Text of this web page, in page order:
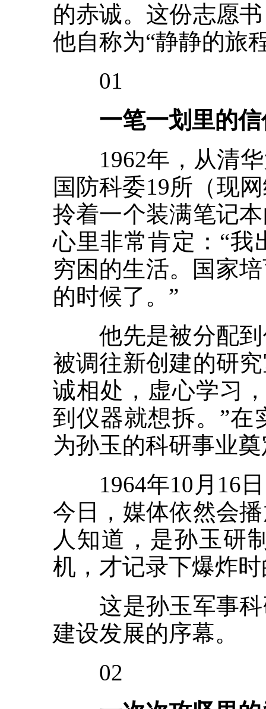
的赤诚。这份志愿
他自称为“静静的旅
01
一笔一划里的信
1962年，从清华
国防科委19所（现
拎着一个装满笔记
心里非常肯定：“我
穷困的生活。国家
的时候了。”
他先是被分配到
被调往新创建的研
诚相处，虚心学习
到仪器就想拆。”
为孙玉的科研事业
1964年10月16日
今日，媒体依然会
人知道，是孙玉研
机，才记录下爆炸
这是孙玉军事科
建设发展的序幕。
02